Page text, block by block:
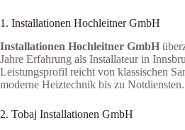
1. Installationen Hochleitner GmbH
Installationen Hochleitner GmbH
Jahre Erfahrung als Installateur in
Leistungsprofil reicht von klassischen
moderne Heiztechnik bis zu Notdiensten.
2. Tobaj Installationen GmbH